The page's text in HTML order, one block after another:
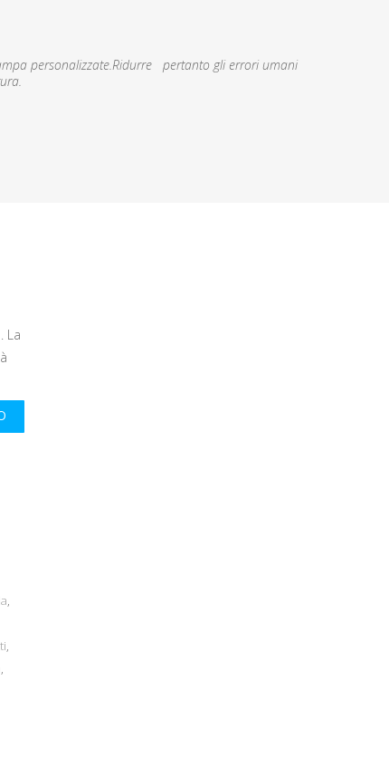
personalizzate.Ridurre pertanto gli errori umani
La
,
,
,